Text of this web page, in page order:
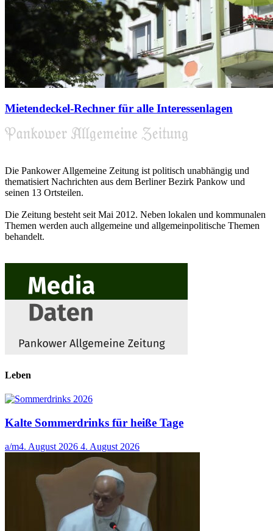
Mietendeckel-Rechner für alle Interessenlagen
Die Pankower Allgemeine Zeitung ist politisch unabhängig und
thematisiert Nachrichten aus dem Berliner Bezirk Pankow und
seinen 13 Ortsteilen.
Die Zeitung besteht seit Mai 2012. Neben lokalen und kommunalen
Themen werden auch allgemeine und allgemeinpolitische Themen
behandelt.
Leben
Kalte Sommerdrinks für heiße Tage
a/m4. August 2026 4. August 2026